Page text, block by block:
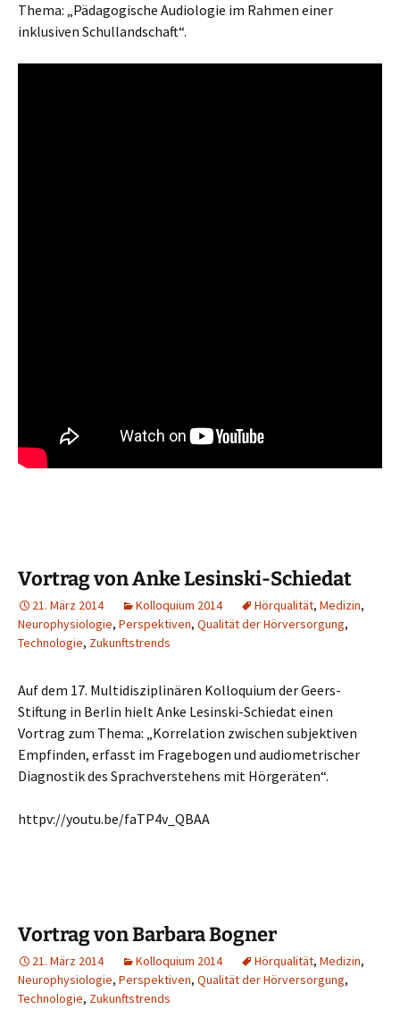
Thema: „Pädagogische Audiologie im Rahmen einer
inklusiven Schullandschaft“.
Vortrag von Anke Lesinski-Schiedat
21. März 2014 Kolloquium 2014 Hörqualität, Medizin,
Neurophysiologie, Perspektiven, Qualität der Hörversorgung,
Technologie, Zukunftstrends
Auf dem 17. Multidisziplinären Kolloquium der Geers-
Stiftung in Berlin hielt Anke Lesinski-Schiedat einen
Vortrag zum Thema: „Korrelation zwischen subjektiven
Empfinden, erfasst im Fragebogen und audiometrischer
Diagnostik des Sprachverstehens mit Hörgeräten“.
httpv://youtu.be/faTP4v_QBAA
Vortrag von Barbara Bogner
21. März 2014 Kolloquium 2014 Hörqualität, Medizin,
Neurophysiologie, Perspektiven, Qualität der Hörversorgung,
Technologie, Zukunftstrends